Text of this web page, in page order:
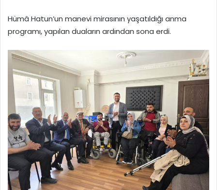
Hümâ Hatun’un manevi mirasının yaşatıldığı anma
programı, yapılan duaların ardından sona erdi.